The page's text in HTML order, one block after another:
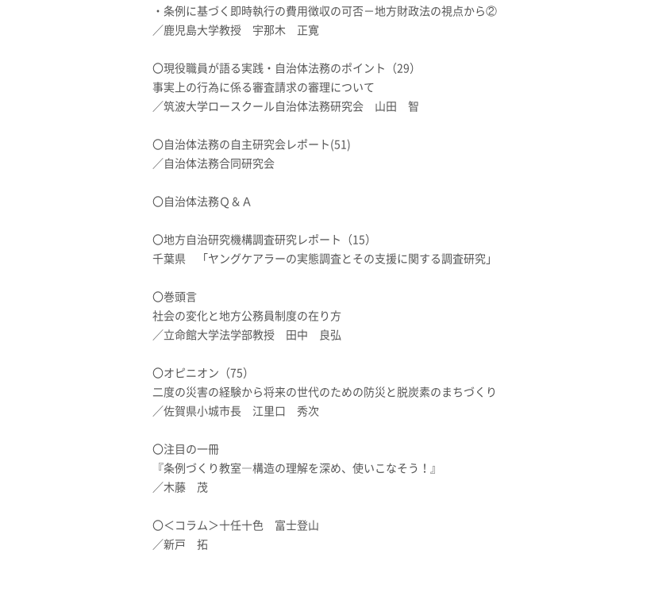
・条例に基づく即時執行の費用徴収の可否－地方財政法の視点から②
／鹿児島大学教授 宇那木 正寛
〇現役職員が語る実践・自治体法務のポイント（29）
事実上の行為に係る審査請求の審理について
／筑波大学ロースクール自治体法務研究会 山田 智
〇自治体法務の自主研究会レポート(51)
／自治体法務合同研究会
〇自治体法務Ｑ＆Ａ
〇地方自治研究機構調査研究レポート（15）
千葉県 「ヤングケアラーの実態調査とその支援に関する調査研究」
〇巻頭言
社会の変化と地方公務員制度の在り方
／立命館大学法学部教授 田中 良弘
〇オピニオン（75）
二度の災害の経験から将来の世代のための防災と脱炭素のまちづくり
／佐賀県小城市長 江里口 秀次
〇注目の一冊
『条例づくり教室―構造の理解を深め、使いこなそう！』
／木藤 茂
〇＜コラム＞十任十色 富士登山
／新戸 拓